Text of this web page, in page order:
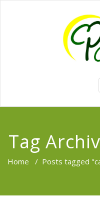
Tag
Home / Posts tagged